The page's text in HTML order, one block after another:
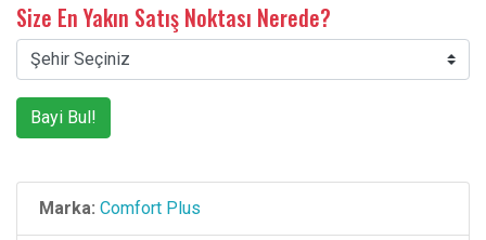
Size En Yakın Satış Noktası Nerede?
Bayi Bul!
Marka: Comfort Plus